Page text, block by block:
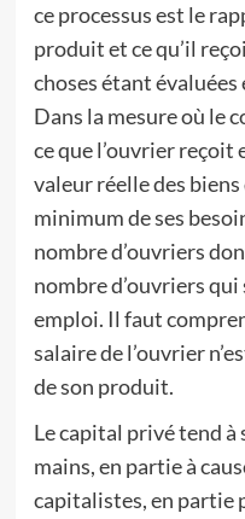
ce processus est le
produit et ce qu’il
choses étant
Dans la mesure où le
ce que l’ouvrier reçoit
valeur réelle des
minimum de ses
nombre d’ouvriers
nombre d’ouvriers qui
emploi. Il faut
salaire de l’ouvrier
de son produit.
Le capital privé tend à
mains, en partie à
capitalistes, en partie